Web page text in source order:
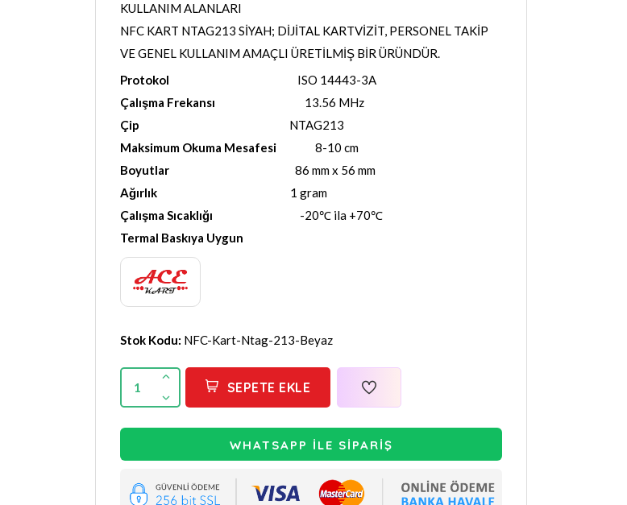
KULLANIM ALANLARI
NFC KART NTAG213 SİYAH; DİJİTAL KARTVİZİT, PERSONEL TAKİP
VE GENEL KULLANIM AMAÇLI ÜRETİLMİŞ BİR ÜRÜNDÜR.
Protokol
ISO 14443-3A
Çalışma Frekansı
13.56 MHz
Çip
NTAG213
Maksimum Okuma Mesafesi 8-10 cm
Boyutlar 86 mm x 56 mm
Ağırlık
1 gram
Çalışma Sıcaklığı -20℃ ila +70℃
Termal Baskıya Uygun
Stok Kodu: NFC-Kart-Ntag-213-Beyaz
1 SEPETE EKLE
WHATSAPP İLE SİPARİŞ